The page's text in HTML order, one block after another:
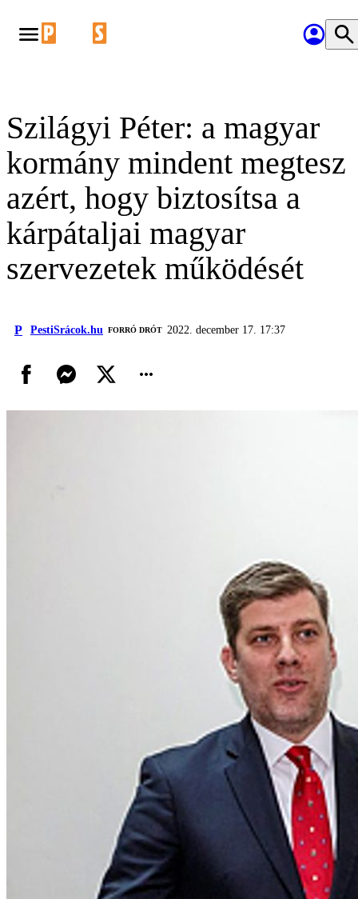
Szilágyi Péter: a magyar
kormány mindent megtesz
azért, hogy biztosítsa a
kárpátaljai magyar
szervezetek működését
P PestiSrácok.hu FORRÓ DRÓT 2022. december 17. 17:37